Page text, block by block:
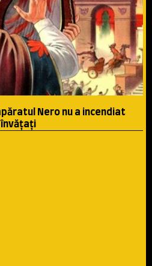
Nero nu a incendiat
învăţaţi